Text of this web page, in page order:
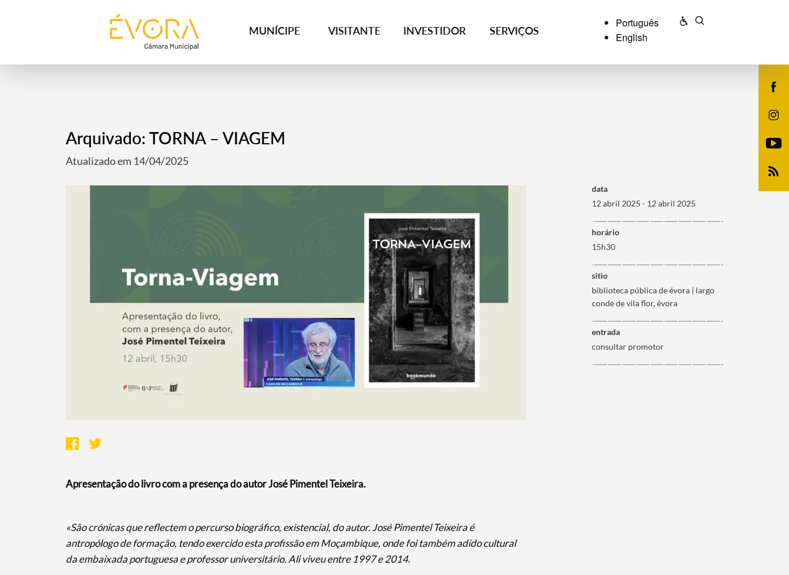
MUNÍCIPE VISITANTE INVESTIDOR SERVIÇOS
Português
English
Arquivado: TORNA – VIAGEM
Atualizado em 14/04/2025
Apresentação do livro com a presença do autor José Pimentel Teixeira.
«São crónicas que reflectem o percurso biográfico, existencial, do autor. José Pimentel Teixeira é
antropólogo de formação, tendo exercido esta profissão em Moçambique, onde foi também adido cultural
da embaixada portuguesa e professor universitário. Ali viveu entre 1997 e 2014.
data
12 abril 2025 - 12 abril 2025
horário
15h30
sitio
biblioteca pública de évora | largo
conde de vila flor, évora
entrada
consultar promotor